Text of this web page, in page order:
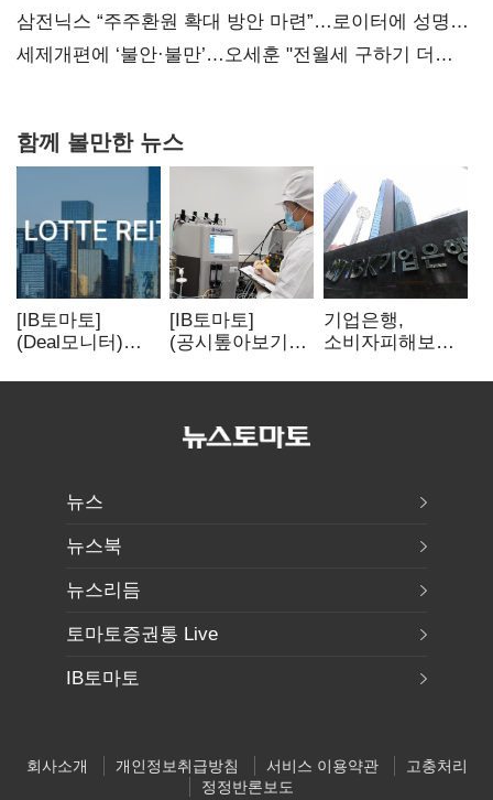
대전’
삼전닉스 “주주환원 확대 방안 마련”…로이터에 성명
보내
세제개편에 ‘불안·불만’…오세훈 "전월세 구하기 더
함께 볼만한 뉴스
[IB토마토]
(Deal모니터)
발행…빠듯한
[IB토마토]
(공시톺아보기)
무엇이 '중요한
기업은행,
소비자피해보상
보이스피싱 공시
뉴스
뉴스북
뉴스리듬
토마토증권통 Live
IB토마토
회사소개 개인정보취급방침 서비스 이용약관
고충처리
정정반론보도